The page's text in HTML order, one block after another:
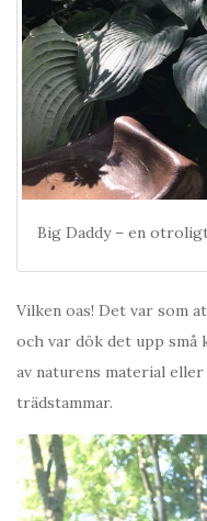
Big Daddy – en
Vilken oas! Det var som
och var dök det upp
av naturens material
trädstammar.